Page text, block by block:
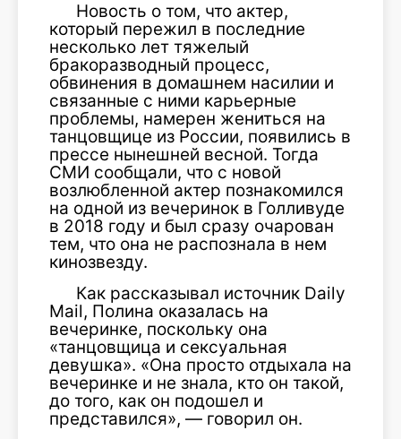
Новость о том, что актер,
который пережил в последние
несколько лет тяжелый
бракоразводный процесс,
обвинения в домашнем насилии и
связанные с ними карьерные
проблемы, намерен жениться на
танцовщице из России, появились в
прессе нынешней весной. Тогда
СМИ сообщали, что с новой
возлюбленной актер познакомился
на одной из вечеринок в Голливуде
в 2018 году и был сразу очарован
тем, что она не распознала в нем
кинозвезду.
Как рассказывал источник Daily
Mail, Полина оказалась на
вечеринке, поскольку она
«танцовщица и сексуальная
девушка». «Она просто отдыхала на
вечеринке и не знала, кто он такой,
до того, как он подошел и
представился», — говорил он.